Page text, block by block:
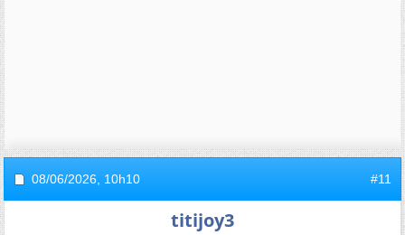
08/06/2026, 10h10 #11
titijoy3